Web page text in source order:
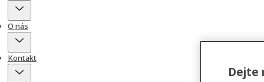
O nás
Kontakt
Dejte